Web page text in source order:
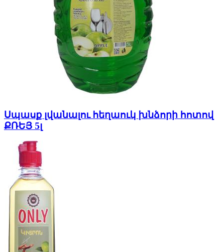
Սպասք լվանալու հեղաուկ խնձորի հոտով
ՔՌԵՅ 5լ